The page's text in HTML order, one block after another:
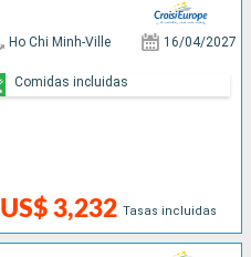
Ho Chi Minh-Ville 16/04/2027
US$ 3,232 Tasas incluidas
Comidas incluidas